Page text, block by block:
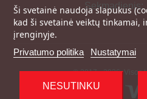
Sekmadienis:
Ši svetainė naudoja slapukus
kad ši svetainė veiktų tinkamai,
įrenginyje.
Privatumo politika Nustatymai
NESUTINKU
© 2017 - 2026, Visos